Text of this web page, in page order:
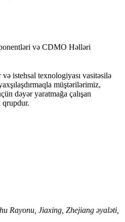
və CDMO Həlləri
və istehsal texnologiyası vasitəsilə
müştərilərimiz,
dəyər yaratmağa çalışan
Rayonu, Jiaxing, Zhejiang əyaləti,